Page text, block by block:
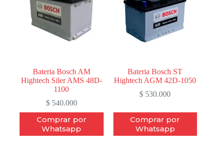
Bateria Bosch AM
Hightech Siler AMS 48D-
1100
$540.000
Comprar por
Whatsapp
Bateria Bosch ST
Hightech AGM 42D-1050
$ 530.000
Comprar por
Whatsapp